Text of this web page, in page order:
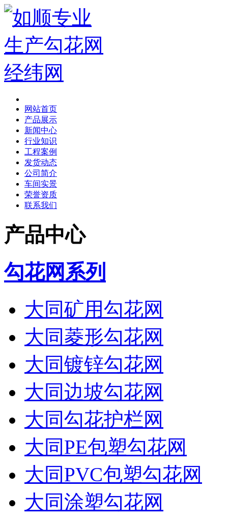
网站首页
产品展示
新闻中心
行业知识
工程案例
发货动态
公司简介
车间实景
荣誉资质
联系我们
产品中心
勾花网系列
大同矿用勾花网
大同菱形勾花网
大同镀锌勾花网
大同边坡勾花网
大同勾花护栏网
大同PE包塑勾花网
大同PVC包塑勾花网
大同涂塑勾花网